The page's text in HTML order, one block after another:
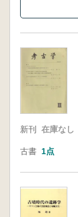
新刊 在庫なし
古書 1点